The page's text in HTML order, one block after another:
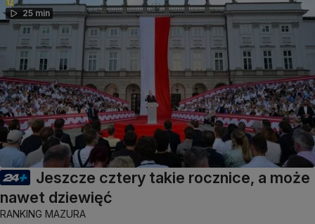
25 min
Jeszcze cztery takie rocznice, a może
nawet dziewięć
RANKING MAZURA